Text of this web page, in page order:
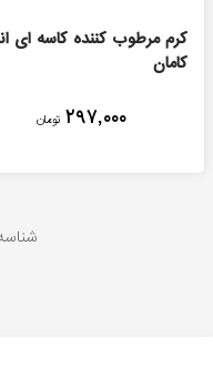
کرم مرطوب کننده کاسه ای
کامان
۲۹۷,۰۰۰ تومان